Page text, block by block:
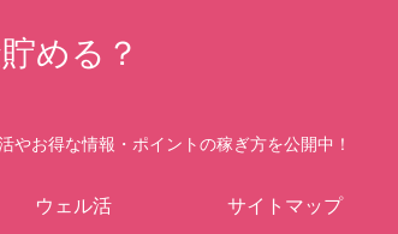
める？
お得な情報・ポイントの稼ぎ方を公開中！
ウェル活 サイトマップ